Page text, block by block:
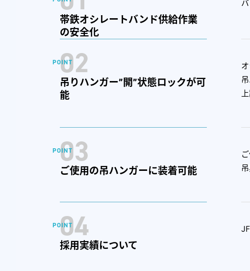
帯鉄オシレートバンド供給作業
の安全化
02
吊りハンガー”開”状態ロックが可
能
03
ご使用の吊ハンガーに装着可能
04
採用実績について